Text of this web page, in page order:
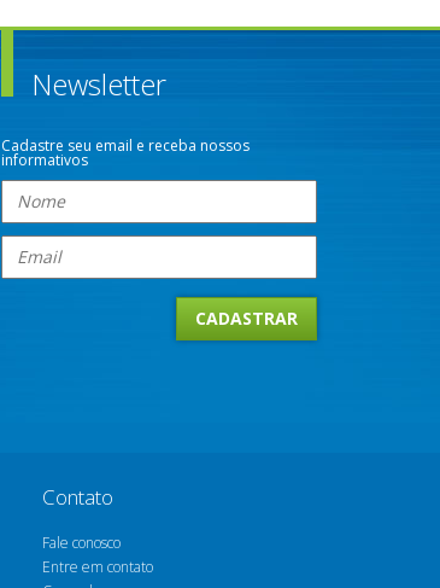
Newsletter
Cadastre seu email e receba nossos
informativos
Contato
Fale conosco
Entre em contato